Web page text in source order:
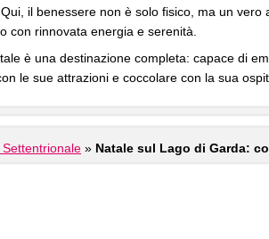
il benessere non è solo fisico, ma un vero
con rinnovata energia e serenità.
è una destinazione completa: capace di
le sue attrazioni e coccolare con la sua
Settentrionale » Natale sul Lago di Garda: